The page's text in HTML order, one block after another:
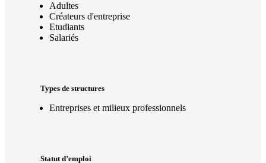
Adultes
Créateurs d'entreprise
Etudiants
Salariés
Types de structures
Entreprises et milieux professionnels
Statut d’emploi